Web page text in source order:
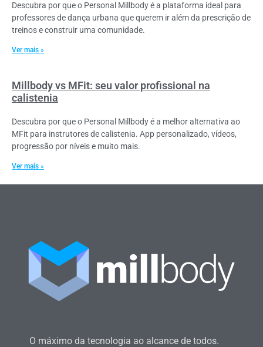
Descubra por que o Personal Millbody é a plataforma ideal para
professores de dança urbana que querem ir além da prescrição de
treinos e construir uma comunidade.
Ver mais »
Millbody vs MFit: seu valor profissional na
calistenia
Descubra por que o Personal Millbody é a melhor alternativa ao
MFit para instrutores de calistenia. App personalizado, vídeos,
progressão por níveis e muito mais.
Ver mais »
O máximo da tecnologia ao alcance de todos.